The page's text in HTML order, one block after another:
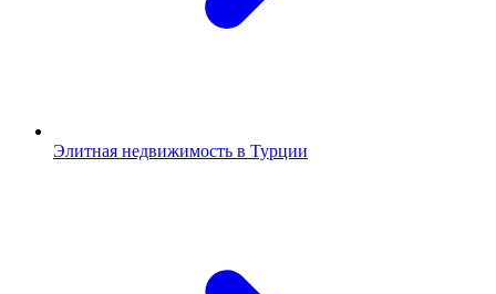
Элитная недвижимость в Турции